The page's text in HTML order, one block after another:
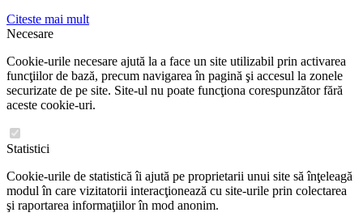
Citeste mai mult
Necesare
Cookie-urile necesare ajută la a face un site utilizabil prin activarea
funcţiilor de bază, precum navigarea în pagină şi accesul la zonele
securizate de pe site. Site-ul nu poate funcţiona corespunzător fără
aceste cookie-uri.
Statistici
Cookie-urile de statistică îi ajută pe proprietarii unui site să înţeleagă
modul în care vizitatorii interacţionează cu site-urile prin colectarea
şi raportarea informaţiilor în mod anonim.